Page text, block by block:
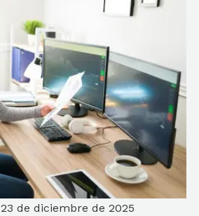
23 de diciembre de 2025